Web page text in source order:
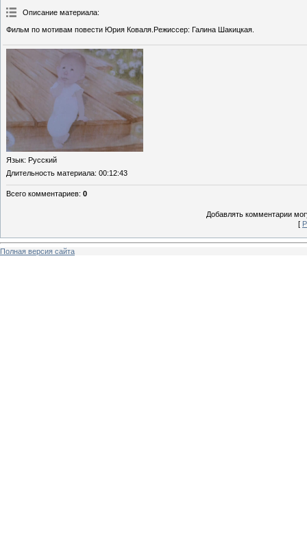
Описание материала:
Фильм по мотивам повести Юрия Коваля.Режиссер: Галина Шакицкая.
Язык: Русский
Длительность материала: 00:12:43
Всего комментариев: 0
Добавлять комментарии
[
Полная версия сайта